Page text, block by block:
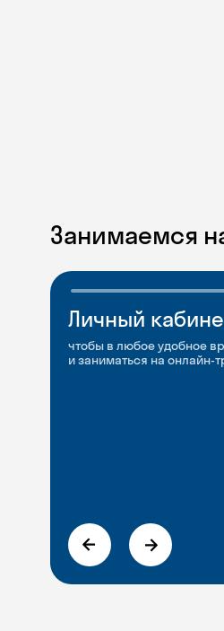
Занимаемся
Личный
чтобы в любое удобное
и заниматься на
Мобильное
приложение
чтобы заниматься и
Разговорные
и Talks
Групповые занятия для